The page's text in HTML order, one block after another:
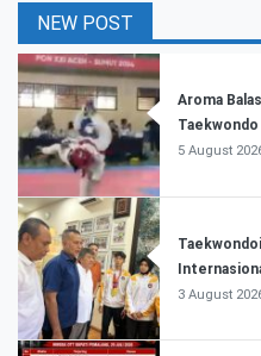
NEW POST
Aroma
5 August
3 August